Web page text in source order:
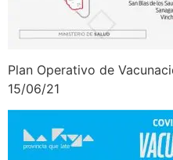
Plan Operativo de
15/06/21